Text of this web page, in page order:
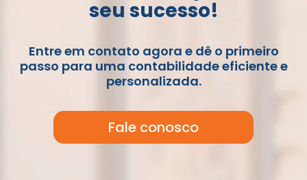
seu sucesso!
Entre em contato agora e dê o primeiro
passo para uma contabilidade eficiente e
personalizada.
Fale conosco